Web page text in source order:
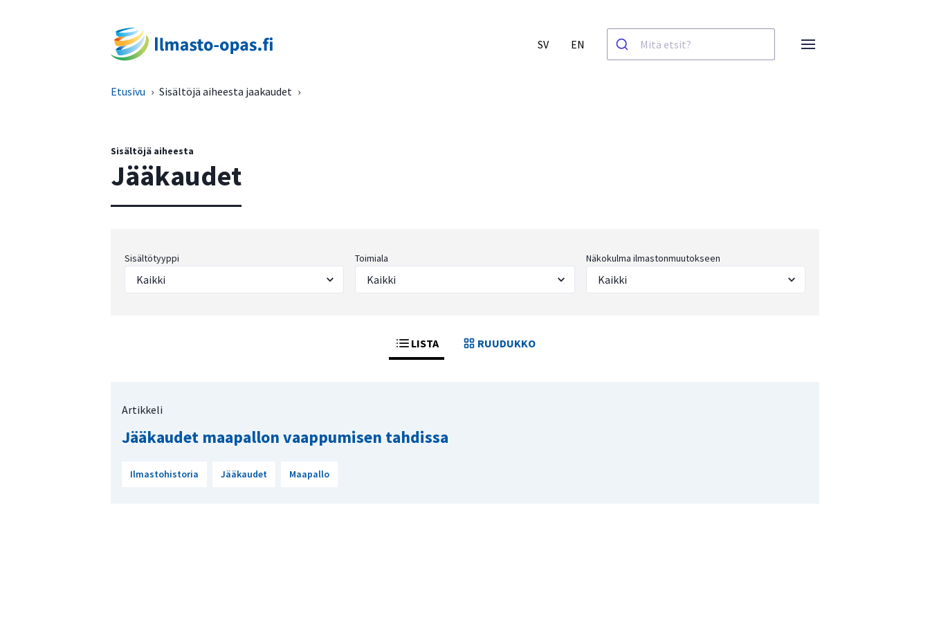
SV EN
Etusivu › Sisältöjä aiheesta jaakaudet ›
Sisältöjä aiheesta
Jääkaudet
Sisältötyyppi Toimiala Näkokulma ilmastonmuutokseen
LISTA RUUDUKKO
Artikkeli
Jääkaudet maapallon vaappumisen tahdissa
Ilmastohistoria Jääkaudet Maapallo